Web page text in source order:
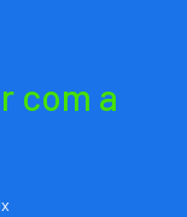
com a